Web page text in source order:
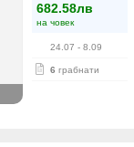
682.58лв
на човек
24.07 - 8.09
6 грабнати